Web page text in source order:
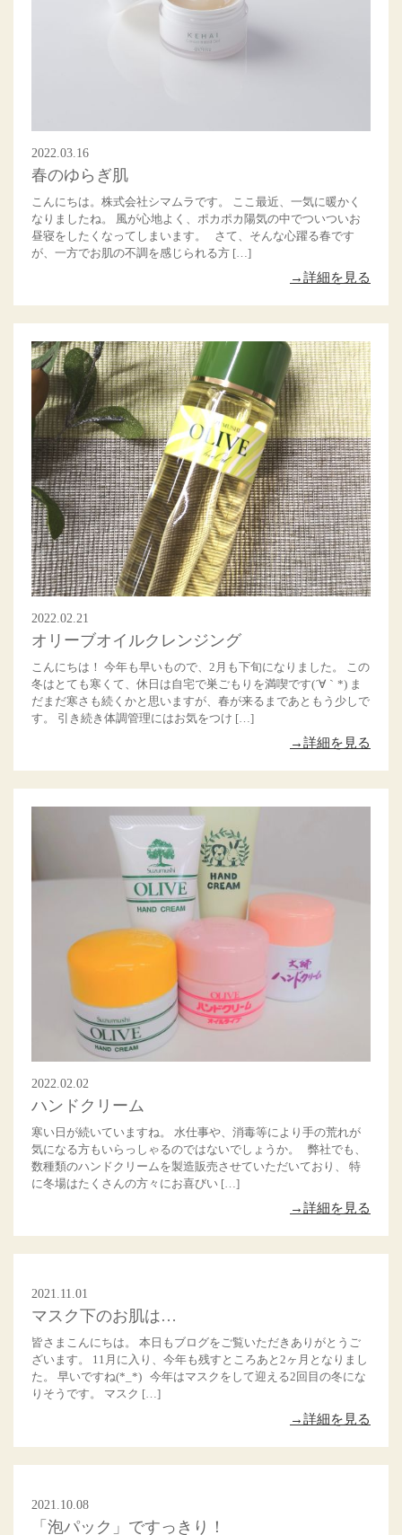
2022.03.16
春のゆらぎ肌
こんにちは。株式会社シマムラです。 ここ最近、一気に暖かく
なりましたね。 風が心地よく、ポカポカ陽気の中でついついお
昼寝をしたくなってしまいます。 さて、そんな心躍る春です
が、一方でお肌の不調を感じられる方 […]
→詳細を見る
2022.02.21
オリーブオイルクレンジング
こんにちは！ 今年も早いもので、2月も下旬になりました。 この
冬はとても寒くて、休日は自宅で巣ごもりを満喫です(´∀｀*) ま
だまだ寒さも続くかと思いますが、春が来るまであともう少しで
す。 引き続き体調管理にはお気をつけ […]
→詳細を見る
2022.02.02
ハンドクリーム
寒い日が続いていますね。 水仕事や、消毒等により手の荒れが
気になる方もいらっしゃるのではないでしょうか。 弊社でも、
数種類のハンドクリームを製造販売させていただいており、 特
に冬場はたくさんの方々にお喜びい […]
→詳細を見る
2021.11.01
マスク下のお肌は…
皆さまこんにちは。 本日もブログをご覧いただきありがとうご
ざいます。 11月に入り、今年も残すところあと2ヶ月となりまし
た。 早いですね(*_*) 今年はマスクをして迎える2回目の冬にな
りそうです。 マスク […]
→詳細を見る
2021.10.08
「泡パック」ですっきり！